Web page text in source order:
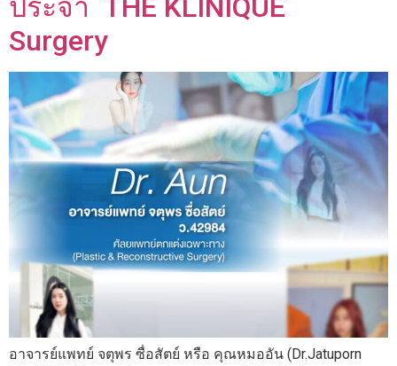
ประจำ THE KLINIQUE
Surgery
อาจารย์แพทย์ จตุพร ซื่อสัตย์ หรือ คุณหมออัน (Dr.Jatuporn